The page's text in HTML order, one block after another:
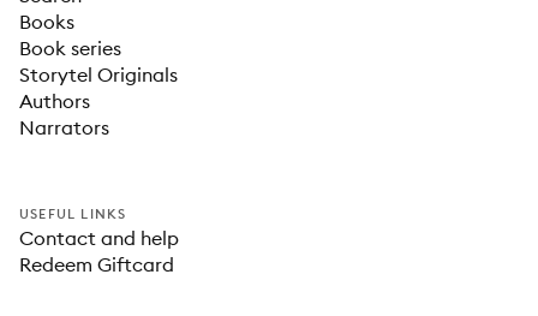
Books
Book series
Storytel Originals
Authors
Narrators
USEFUL LINKS
Contact and help
Redeem Giftcard